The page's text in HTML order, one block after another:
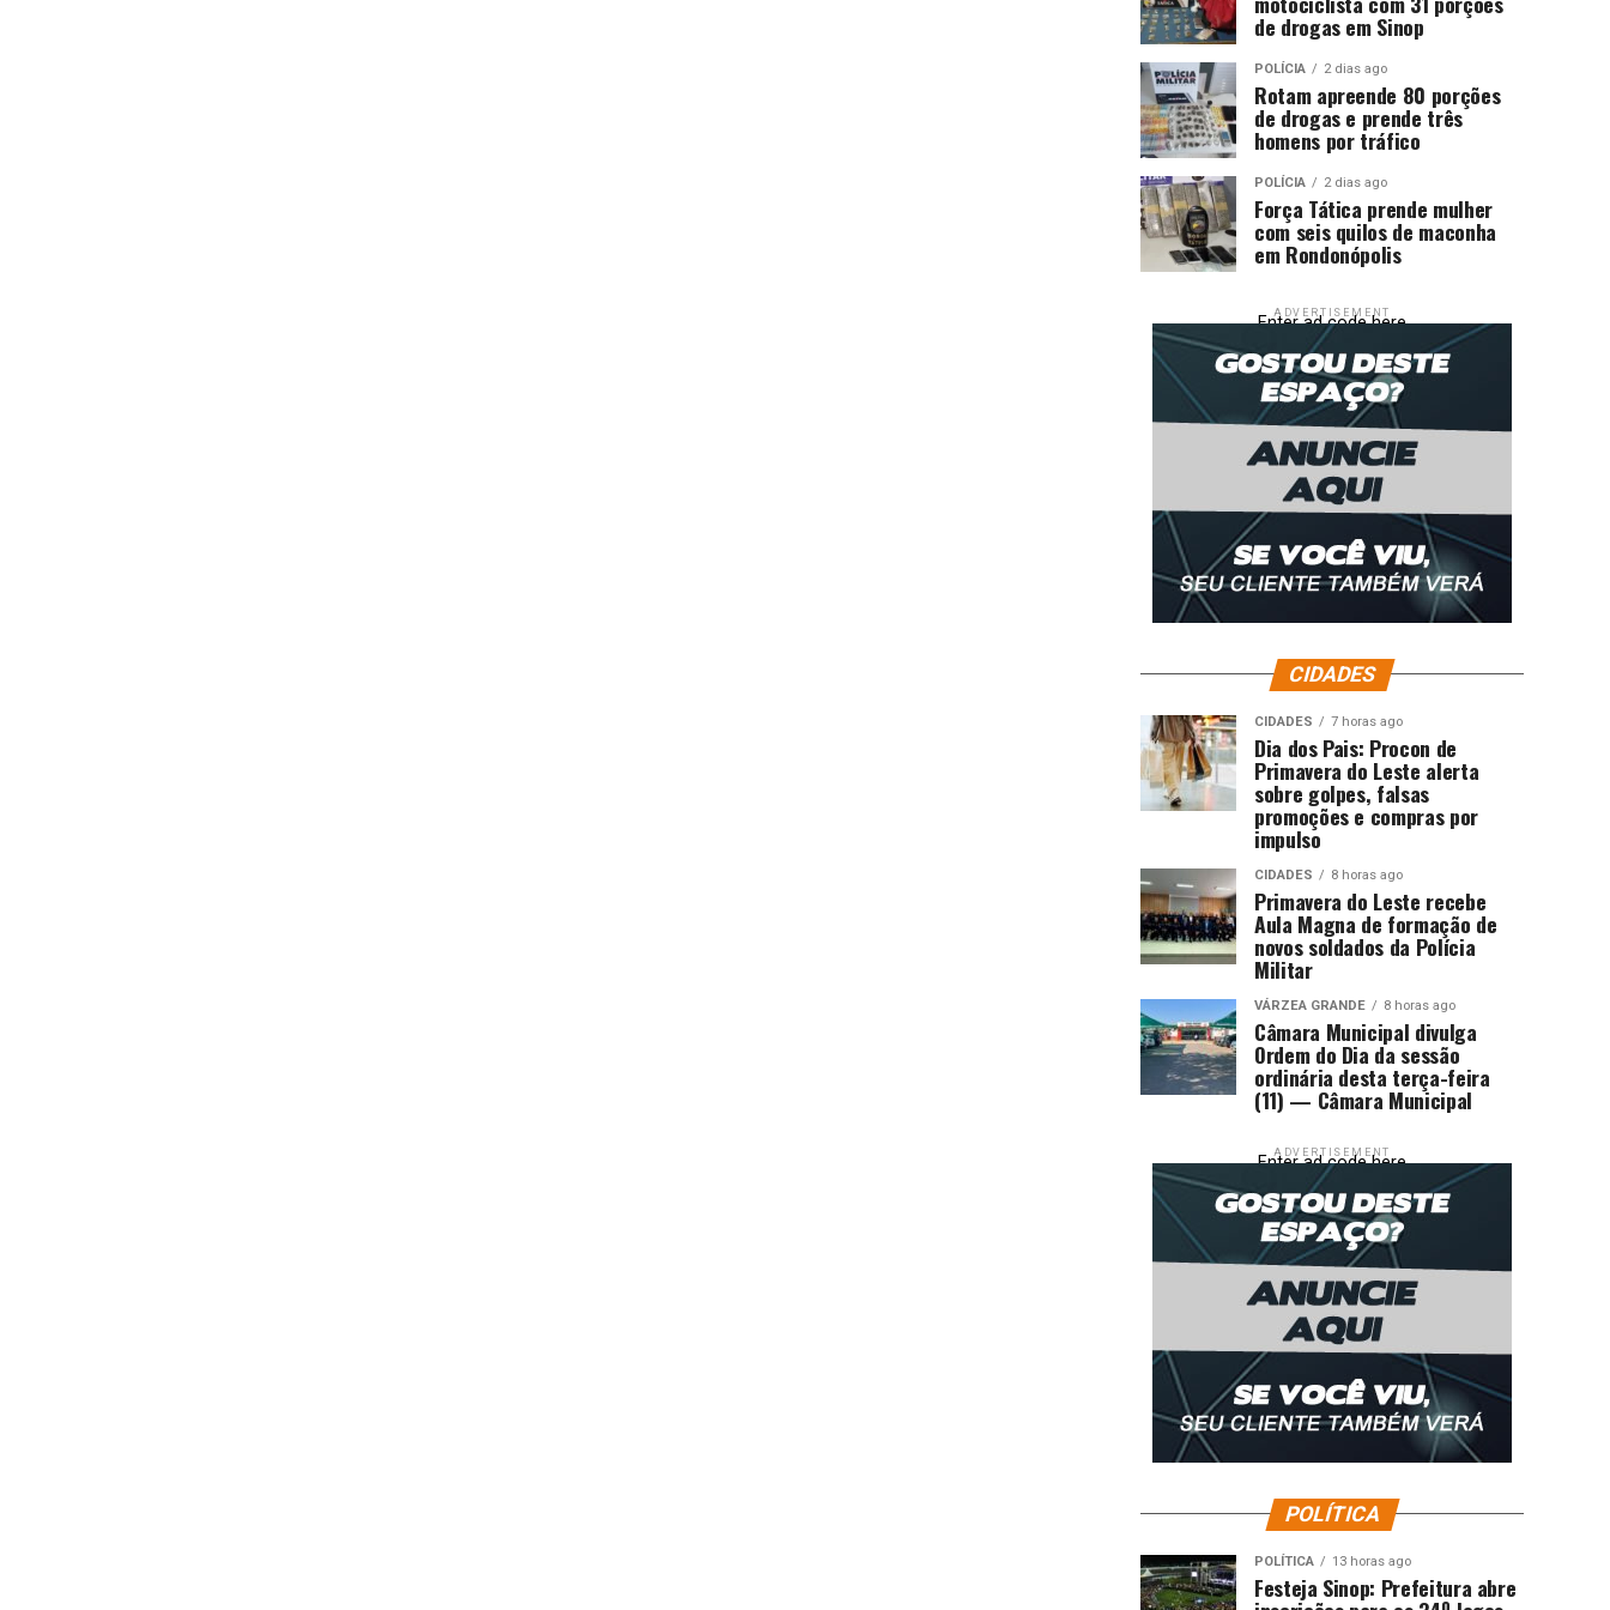
de drogas em Sinop
POLÍCIA 2 dias ago
Rotam apreende 80 porções
de drogas e prende três
homens por tráfico
POLÍCIA 2 dias ago
Força Tática prende mulher
com seis quilos de maconha
em Rondonópolis
ADVERTISEMENT
Enter ad code here
CIDADES
CIDADES 7 horas ago
Dia dos Pais: Procon de
Primavera do Leste alerta
sobre golpes, falsas
promoções e compras por
impulso
CIDADES 8 horas ago
Primavera do Leste recebe
Aula Magna de formação de
novos soldados da Polícia
Militar
VÁRZEA GRANDE 8 horas ago
Câmara Municipal divulga
Ordem do Dia da sessão
ordinária desta terça-feira
(11) — Câmara Municipal
ADVERTISEMENT
Enter ad code here
POLÍTICA
POLÍTICA 13 horas ago
Festeja Sinop: Prefeitura abre